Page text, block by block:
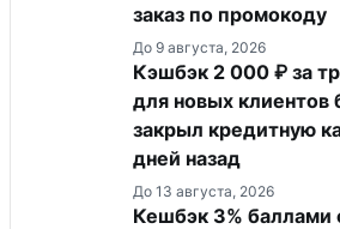
заказ по промокоду
До 9 августа, 2026
Кэшбэк 2 000 ₽ за
для новых клиентов
закрыл кредитную
дней назад
До 13 августа, 2026
Кешбэк 3% баллами